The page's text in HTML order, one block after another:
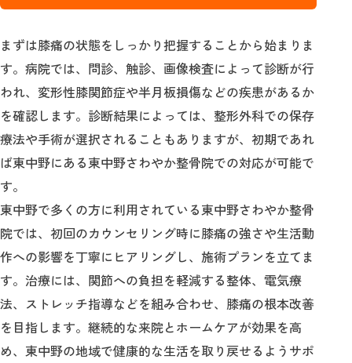
まずは膝痛の状態をしっかり把握することから始まりま
す。病院では、問診、触診、画像検査によって診断が行
われ、変形性膝関節症や半月板損傷などの疾患があるか
を確認します。診断結果によっては、整形外科での保存
療法や手術が選択されることもありますが、初期であれ
ば東中野にある東中野さわやか整骨院での対応が可能で
す。
東中野で多くの方に利用されている東中野さわやか整骨
院では、初回のカウンセリング時に膝痛の強さや生活動
作への影響を丁寧にヒアリングし、施術プランを立てま
す。治療には、関節への負担を軽減する整体、電気療
法、ストレッチ指導などを組み合わせ、膝痛の根本改善
を目指します。継続的な来院とホームケアが効果を高
め、東中野の地域で健康的な生活を取り戻せるようサポ